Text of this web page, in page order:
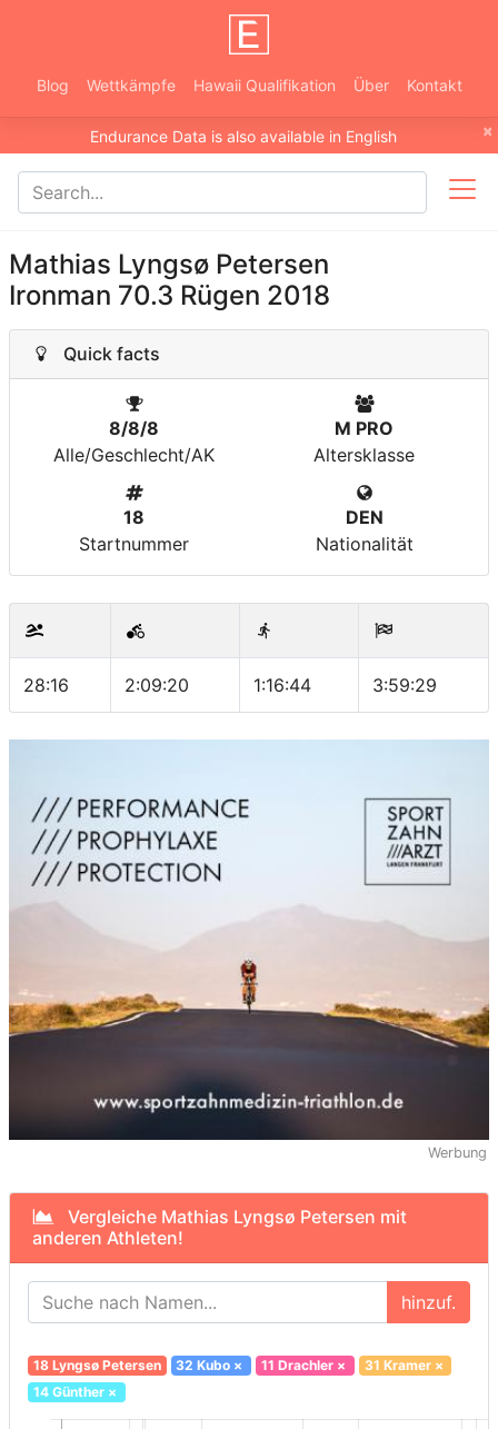
Blog Wettkämpfe Hawaii Qualifikation Über Kontakt
×
Endurance Data is also available in English
Mathias Lyngsø Petersen
Ironman 70.3 Rügen 2018
Quick facts
8/8/8
Alle/Geschlecht/AK
M PRO
Altersklasse
18
Startnummer
DEN
Nationalität
28:16 2:09:20 1:16:44 3:59:29
Werbung
Vergleiche Mathias Lyngsø Petersen mit
anderen Athleten!
hinzuf.
18 Lyngsø Petersen 32 Kubo × 11 Drachler× 31 Kramer×
14 Günther×